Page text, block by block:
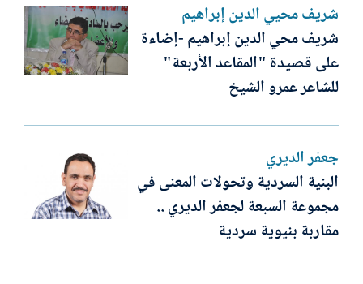
شريف محيي الدين إبراهيم
شريف محي الدين إبراهيم -إضاءة
على قصيدة "المقاعد الأربعة"
للشاعر عمرو الشيخ
جعفر الديري
البنية السردية وتحولات المعنى في
مجموعة السبعة لجعفر الديري ..
مقاربة بنيوية سردية